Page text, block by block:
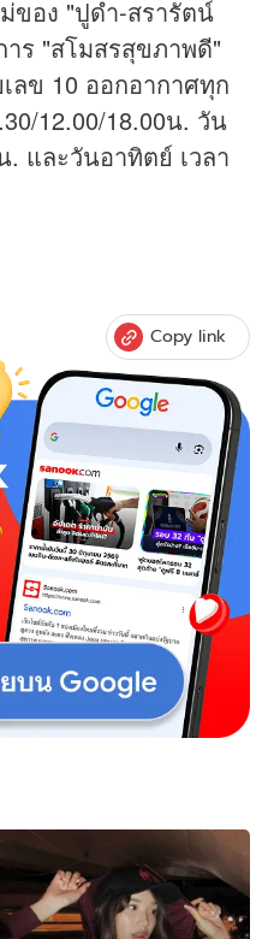
ของ "ปูดำ-สรารัตน์
าร "สโมสรสุขภาพดี"
ลข 10 ออกอากาศทุก
12.00/18.00น. วัน
. และวันอาทิตย์ เวลา
Copy link